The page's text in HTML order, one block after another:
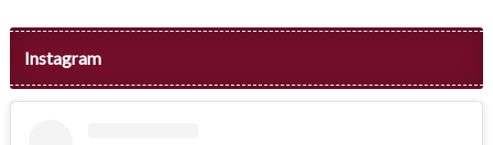
Instagram